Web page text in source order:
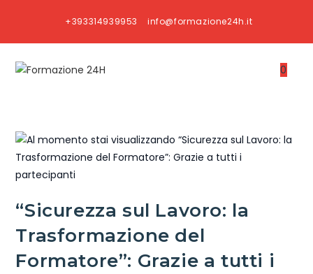
+393314939953 info@formazione24h.it
0
“Sicurezza sul Lavoro: la
Trasformazione del
Formatore”: Grazie a tutti i